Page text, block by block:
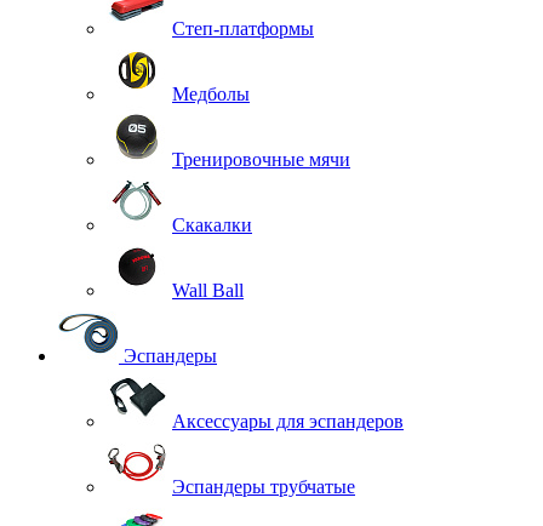
Степ-платформы
Медболы
Тренировочные мячи
Скакалки
Wall Ball
Эспандеры
Аксессуары для эспандеров
Эспандеры трубчатые